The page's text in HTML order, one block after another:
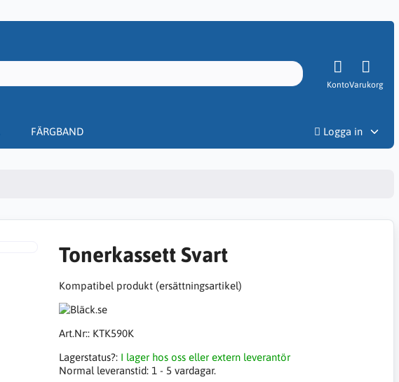
KontoVarukorg
FÄRGBAND
Logga in
Tonerkassett Svart
Kompatibel produkt (ersättningsartikel)
Art.Nr:: KTK590K
Lagerstatus?: I lager hos oss eller extern leverantör
Normal leveranstid: 1 - 5 vardagar.